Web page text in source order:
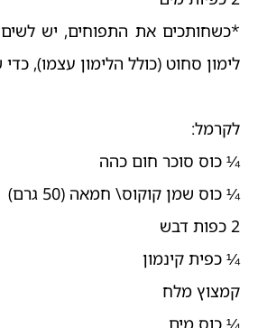
*כשחותכים את התפוחים, יש
לימון סחוט (כולל הלימון עצמו),
לקרמל:
¼ כוס סוכר חום כהה
¼ כוס שמן קוקוס\ חמאה (50 גרם)
2 כפות דבש
¼ כפית קינמון
קמצוץ מלח